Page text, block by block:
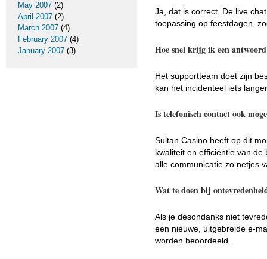
Ja, dat is correct. De live
toepassing op feestdagen,
Hoe snel krijg ik een
Het supportteam doet zijn
kan het incidenteel iets
Is telefonisch contact ook
Sultan Casino heeft op dit
kwaliteit en efficiëntie van
alle communicatie zo netjes
Wat te doen bij
Als je desondanks niet
een nieuwe, uitgebreide e-
worden beoordeeld.
May 2007 (2)
April 2007 (2)
March 2007 (4)
February 2007 (4)
January 2007 (3)